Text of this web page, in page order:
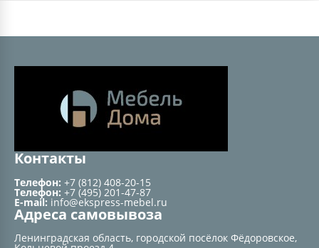
Контакты
Телефон: +7 (812) 408-20-15
Телефон: +7 (495) 201-47-87
E-mail: info@ekspress-mebel.ru
Адреса самовывоза
Ленинградская область, городской посёлок Фёдоровское,